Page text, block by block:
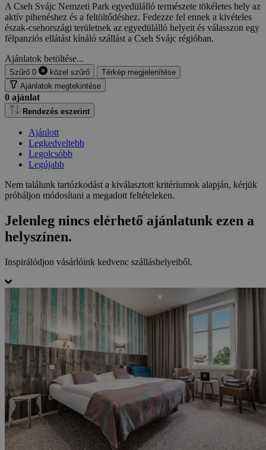
A Cseh Svájc Nemzeti Park egyedülálló természete tökéletes hely az
aktív pihenéshez és a feltöltődéshez. Fedezze fel ennek a kivételes
észak-csehországi területnek az egyedülálló helyeit és válasszon egy
félpanziós ellátást kínáló szállást a Cseh Svájc régióban.
Ajánlatok betöltése...
Szűrő 0 közel szűrő
Térkép megjelenítése
Ajánlatok megtekintése
0 ajánlat
Rendezés eszerint
Ajánlott
Legkedveltebb
Legolcsóbb
Legújabb
Nem találunk tartózkodást a kiválasztott kritériumok alapján, kérjük
próbáljon módosítani a megadott feltételeken.
Jelenleg nincs elérhető ajánlatunk ezen a
helyszínen.
Inspirálódjon vásárlóink kedvenc szálláshelyeiből.